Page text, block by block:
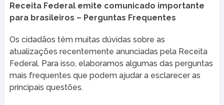
Receita Federal emite comunicado importante
para brasileiros – Perguntas Frequentes
Os cidadãos têm muitas dúvidas sobre as
atualizações recentemente anunciadas pela Receita
Federal. Para isso, elaboramos algumas das perguntas
mais frequentes que podem ajudar a esclarecer as
principais questões.